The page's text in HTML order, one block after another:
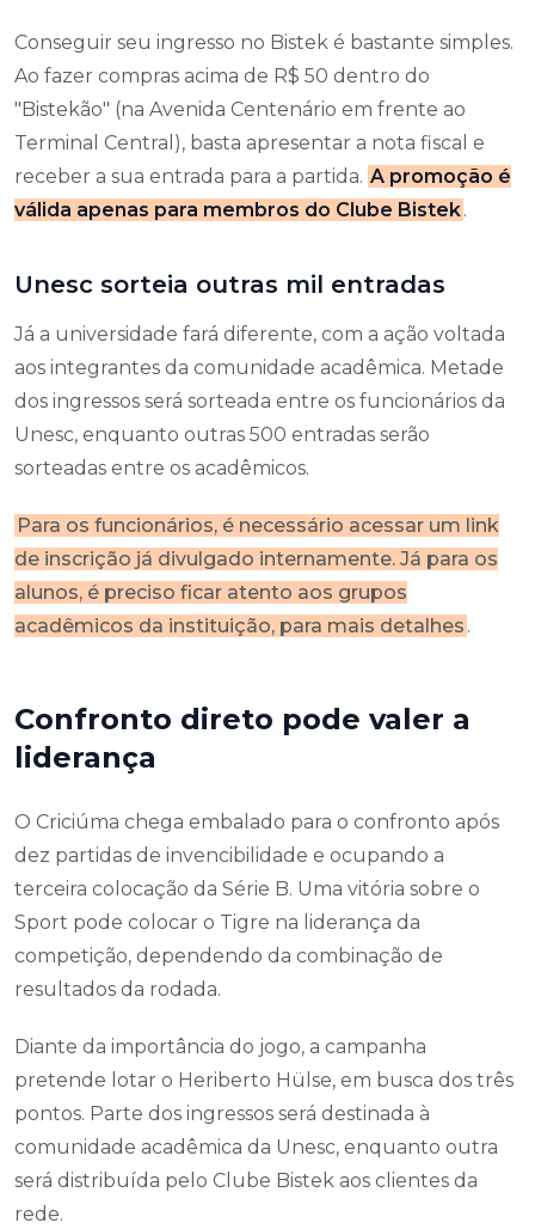
Conseguir seu ingresso no Bistek é bastante simples.
Ao fazer compras acima de R$ 50 dentro do
"Bistekão" (na Avenida Centenário em frente ao
Terminal Central), basta apresentar a nota fiscal e
receber a sua entrada para a partida. A promoção é
válida apenas para membros do Clube Bistek.
Unesc sorteia outras mil entradas
Já a universidade fará diferente, com a ação voltada
aos integrantes da comunidade acadêmica. Metade
dos ingressos será sorteada entre os funcionários da
Unesc, enquanto outras 500 entradas serão
sorteadas entre os acadêmicos.
Para os funcionários, é necessário acessar um link
de inscrição já divulgado internamente. Já para os
alunos, é preciso ficar atento aos grupos
acadêmicos da instituição, para mais detalhes .
Confronto direto pode valer a
liderança
O Criciúma chega embalado para o confronto após
dez partidas de invencibilidade e ocupando a
terceira colocação da Série B. Uma vitória sobre o
Sport pode colocar o Tigre na liderança da
competição, dependendo da combinação de
resultados da rodada.
Diante da importância do jogo, a campanha
pretende lotar o Heriberto Hülse, em busca dos três
pontos. Parte dos ingressos será destinada à
comunidade acadêmica da Unesc, enquanto outra
será distribuída pelo Clube Bistek aos clientes da
rede.